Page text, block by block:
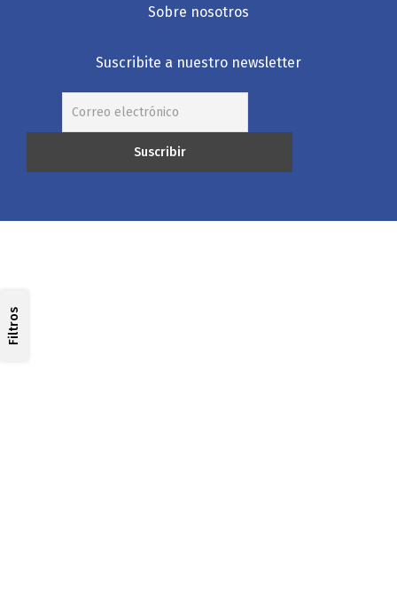
Filtros
Sobre nosotros
Suscribite a nuestro newsletter